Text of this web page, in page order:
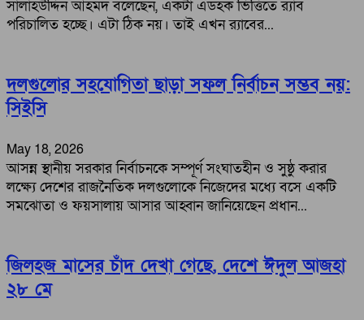
সালাহউদ্দিন আহমদ বলেছেন, একটা এডহক ভিত্তিতে র‍্যাব
পরিচালিত হচ্ছে। এটা ঠিক নয়। তাই এখন র‍্যাবের...
দলগুলোর সহযোগিতা ছাড়া সফল নির্বাচন সম্ভব নয়:
সিইসি
May 18, 2026
আসন্ন স্থানীয় সরকার নির্বাচনকে সম্পূর্ণ সংঘাতহীন ও সুষ্ঠু করার
লক্ষ্যে দেশের রাজনৈতিক দলগুলোকে নিজেদের মধ্যে বসে একটি
সমঝোতা ও ফয়সালায় আসার আহ্বান জানিয়েছেন প্রধান...
জিলহজ মাসের চাঁদ দেখা গেছে, দেশে ঈদুল আজহা
২৮ মে